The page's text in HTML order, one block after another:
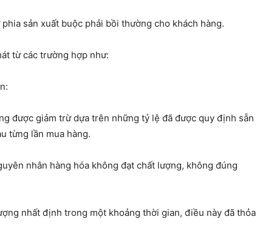
sản xuất buộc phải bồi thường cho khách hàng.
từ các trường hợp như:
được giảm trừ dựa trên những tỷ lệ đã được quy định sẵn
từng lần mua hàng.
nhân hàng hóa không đạt chất lượng, không đúng
nhất định trong một khoảng thời gian, điều này đã thỏa